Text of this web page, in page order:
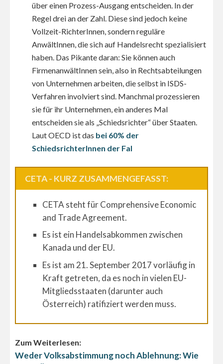
über einen Prozess-Ausgang entscheiden. In der
Regel drei an der Zahl. Diese sind jedoch keine
Vollzeit-RichterInnen, sondern reguläre
AnwältInnen, die sich auf Handelsrecht spezialisiert
haben. Das Pikante daran: Sie können auch
FirmenanwältInnen sein, also in Rechtsabteilungen
von Unternehmen arbeiten, die selbst in ISDS-
Verfahren involviert sind. Manchmal prozessieren
sie für ihr Unternehmen, ein anderes Mal
entscheiden sie als „Schiedsrichter“ über Staaten.
Laut OECD ist das bei 60% der
SchiedsrichterInnen der Fal
CETA - KURZ ZUSAMMENGEFASST:
CETA steht für Comprehensive Economic
and Trade Agreement.
Es ist ein Handelsabkommen zwischen
Kanada und der EU.
Es ist am 21. September 2017 vorläufig in
Kraft getreten, da es noch in vielen EU-
Mitgliedsstaaten (darunter auch
Österreich) ratifiziert werden muss.
Zum Weiterlesen:
Weder Volksabstimmung noch Ablehnung: Wie